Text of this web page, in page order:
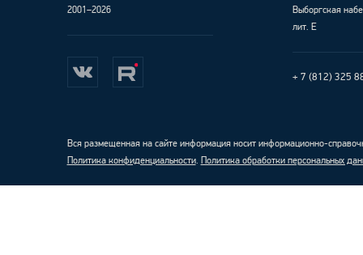
2001–2026
Выборгская
лит. Е
+ 7 (812) 325
Вся размещенная на сайте информация носит информационно-
Политика конфиденциальности. Политика обработки персональных